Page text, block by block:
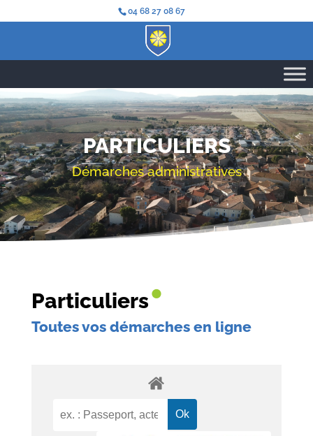
04 68 27 08 67
PARTICULIERS
Démarches administratives
Particuliers•
Toutes vos démarches en ligne